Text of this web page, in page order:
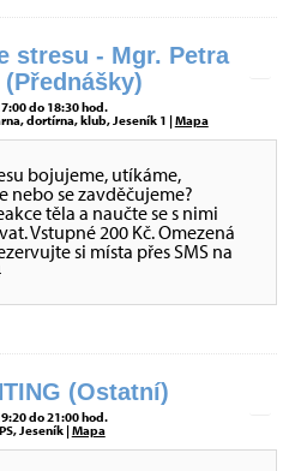
stresu - Mgr. Petra
do 18:30 hod.
dortírna, klub, Jeseník 1 |Mapa
bojujeme, utíkáme,
nebo se zavděčujeme?
těla a naučte se s nimi
Vstupné 200 Kč. Omezená
si místa přes SMS na
(Ostatní)
do 21:00 hod.
Jeseník |Mapa